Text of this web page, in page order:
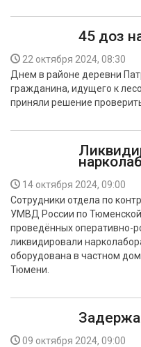
45 доз
22 октября 2024, 08:30
Днем в районе деревни
гражданина, идущего к
приняли решение
14 октября 2024, 09:00
Сотрудники отдела по
УМВД России по Тюменской
проведённых оперативно-
ликвидировали
оборудована в частном
Тюмени.
09 октября 2024, 09:00